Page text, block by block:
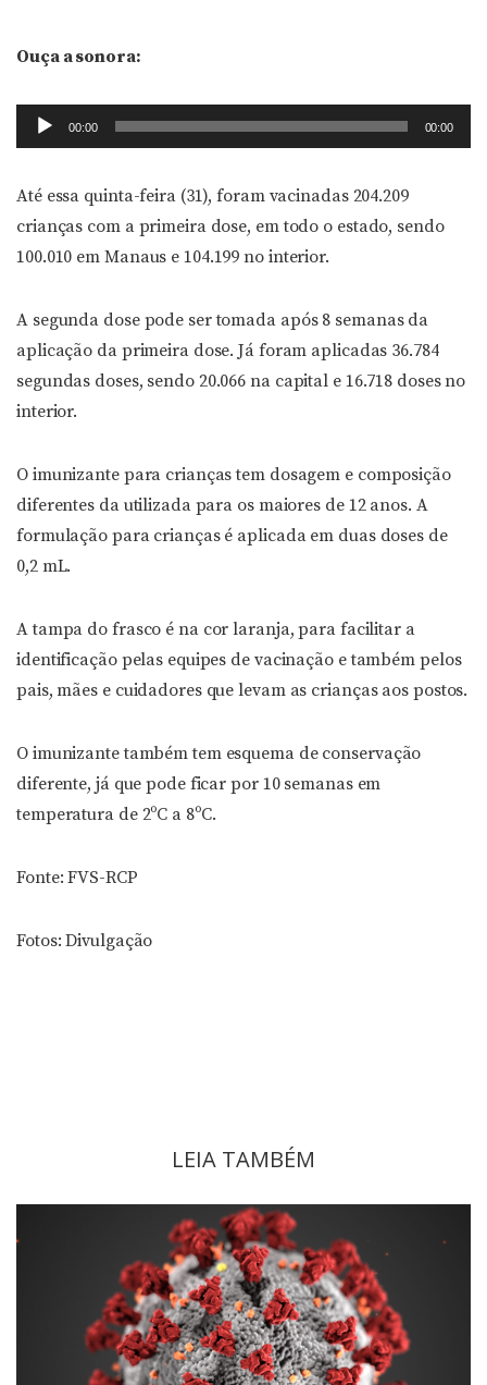
Ouça a sonora:
Tocador
de
00:00 00:00
Até essa quinta-feira (31), foram vacinadas 204.209
crianças com a primeira dose, em todo o estado, sendo
100.010 em Manaus e 104.199 no interior.
A segunda dose pode ser tomada após 8 semanas da
aplicação da primeira dose. Já foram aplicadas 36.784
segundas doses, sendo 20.066 na capital e 16.718 doses no
interior.
O imunizante para crianças tem dosagem e composição
diferentes da utilizada para os maiores de 12 anos. A
formulação para crianças é aplicada em duas doses de
0,2 mL.
A tampa do frasco é na cor laranja, para facilitar a
identificação pelas equipes de vacinação e também pelos
pais, mães e cuidadores que levam as crianças aos postos.
O imunizante também tem esquema de conservação
diferente, já que pode ficar por 10 semanas em
temperatura de 2ºC a 8ºC.
Fonte: FVS-RCP
Fotos: Divulgação
LEIA TAMBÉM